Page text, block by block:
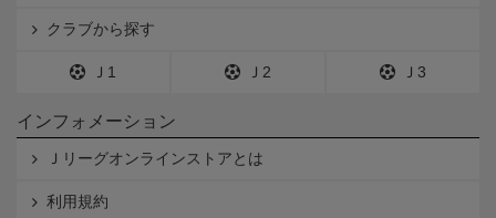
クラブから探す
Ｊ1 Ｊ2 Ｊ3
インフォメーション
Ｊリーグオンラインストアとは
利用規約